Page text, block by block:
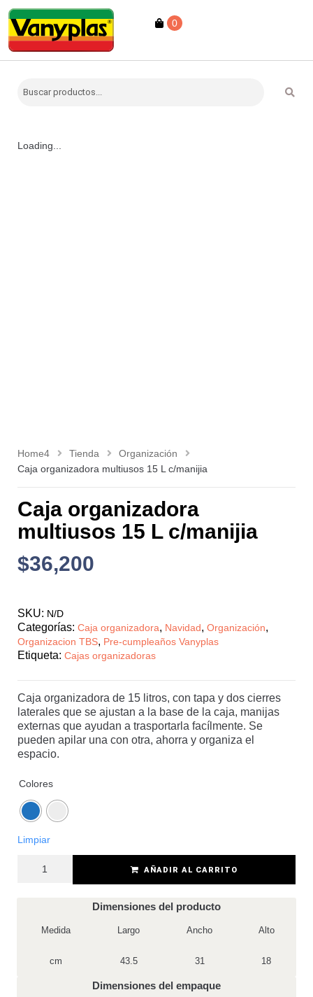
0
Loading...
Home4 Tienda
Organización
Caja organizadora multiusos 15 L c/manijia
Caja organizadora
multiusos 15 L c/manijia
$36,200
SKU: N/D
Categorías: Caja organizadora, Navidad, Organización,
Organizacion TBS, Pre-cumpleaños Vanyplas
Etiqueta: Cajas organizadoras
Caja organizadora de 15 litros, con tapa y dos cierres
laterales que se ajustan a la base de la caja, manijas
externas que ayudan a trasportarla facílmente. Se
pueden apilar una con otra, ahorra y organiza el
espacio.
Colores
Limpiar
AÑADIR AL CARRITO
Dimensiones del producto
Medida Largo Ancho Alto
cm 43.5 31 18
Dimensiones del empaque